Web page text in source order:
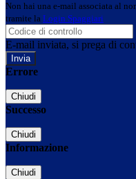
Non hai una e-mail associata al
tramite la Login Spaggiari
E-mail inviata, si prega di
Errore
Chiudi
Successo
Chiudi
Informazione
Chiudi